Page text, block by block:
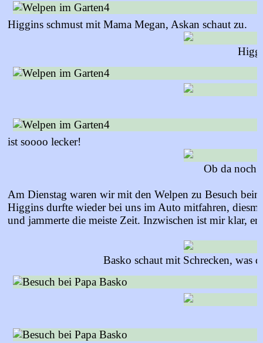
Higgins schmust mit Mama Megan, Askan schaut zu.
ist soooo lecker!
Ob da noch
Am Dienstag waren wir mit den Welpen zu Besuch
Higgins durfte wieder bei uns im Auto mitfahren,
und jammerte die meiste Zeit. Inzwischen ist mir klar, er
Basko schaut mit Schrecken, was